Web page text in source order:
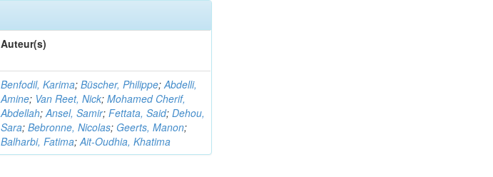
Auteur(s)
Benfodil, Karima;Büscher, Philippe;Abdelli,
Amine; Van Reet, Nick;Mohamed Cherif,
Abdellah;Ansel, Samir;Fettata, Said;Dehou,
Sara;Bebronne, Nicolas; Geerts, Manon;
Balharbi, Fatima;Ait-Oudhia, Khatima